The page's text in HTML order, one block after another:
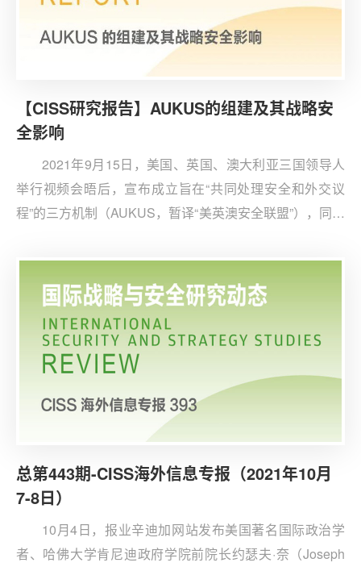
【CISS研究报告】AUKUS的组建及其战略安
全影响
2021年9月15日，美国、英国、澳大利亚三国领导人
举行视频会晤后，宣布成立旨在“共同处理安全和外交议
程”的三方机制（AUKUS，暂译“美英澳安全联盟”），同时
总第443期-CISS海外信息专报（2021年10月
7-8日）
10月4日，报业辛迪加网站发布美国著名国际政治学
者、哈佛大学肯尼迪政府学院前院长约瑟夫·奈（Joseph